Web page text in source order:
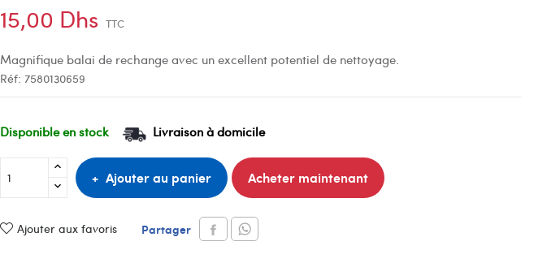
15,00 Dhs TTC
Magnifique balai de rechange avec un excellent potentiel de nettoyage.
Réf: 7580130659
Disponible en stock Livraison à domicile
Ajouter au panier Acheter maintenant
Ajouter aux favoris Partager